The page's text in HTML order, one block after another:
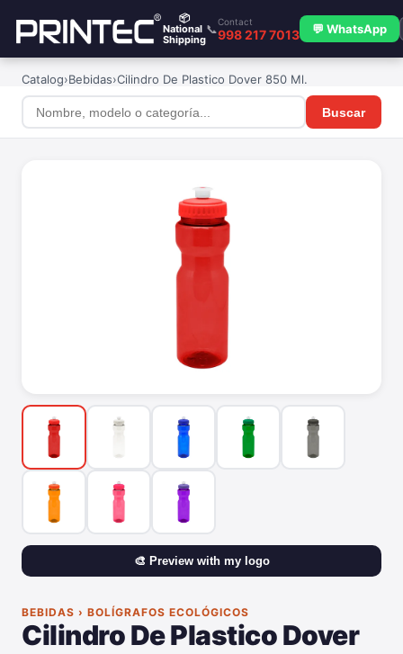
📦
National
Shipping
📞
Contact
998 217 7013 💬 WhatsApp
Catalog›Bebidas›Cilindro De Plastico Dover 850 Ml.
Buscar
🎨 Preview with my logo
BEBIDAS › BOLÍGRAFOS ECOLÓGICOS
Cilindro De Plastico Dover